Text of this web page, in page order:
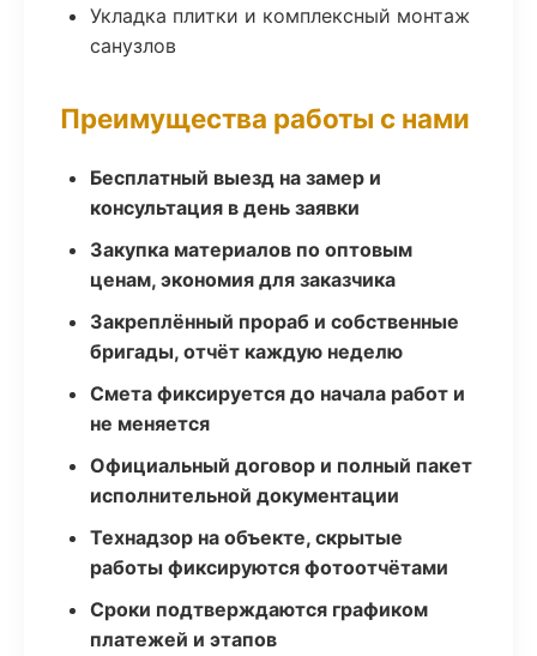
Укладка плитки и комплексный монтаж
санузлов
Преимущества работы с нами
Бесплатный выезд на замер и
консультация в день заявки
Закупка материалов по оптовым
ценам, экономия для заказчика
Закреплённый прораб и собственные
бригады, отчёт каждую неделю
Смета фиксируется до начала работ и
не меняется
Официальный договор и полный пакет
исполнительной документации
Технадзор на объекте, скрытые
работы фиксируются фотоотчётами
Сроки подтверждаются графиком
платежей и этапов